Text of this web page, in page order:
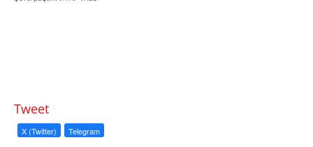
Tweet
X (Twitter) Telegram